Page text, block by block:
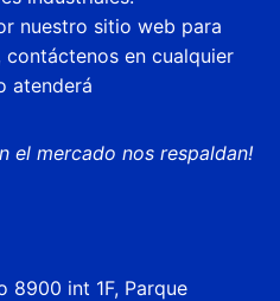
nuestro sitio web para
en cualquier
atenderá
el mercado nos respaldan!
8900 int 1F, Parque